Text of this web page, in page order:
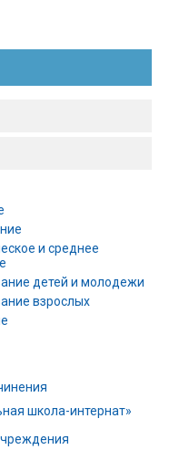
и среднее
детей и молодежи
взрослых
школа-интернат»